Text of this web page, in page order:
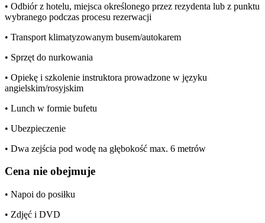
• Odbiór z hotelu, miejsca określonego przez rezydenta lub z punktu
wybranego podczas procesu rezerwacji
• Transport klimatyzowanym busem/autokarem
• Sprzęt do nurkowania
• Opiekę i szkolenie instruktora prowadzone w języku
angielskim/rosyjskim
• Lunch w formie bufetu
• Ubezpieczenie
• Dwa zejścia pod wodę na głębokość max. 6 metrów
Cena nie obejmuje
• Napoi do posiłku
• Zdjęć i DVD